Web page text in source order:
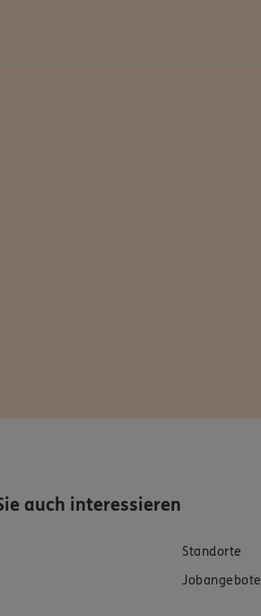
auch interessieren
Standorte
Jobangebote